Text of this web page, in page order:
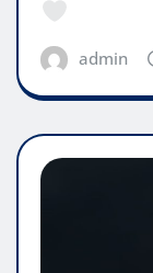
admin